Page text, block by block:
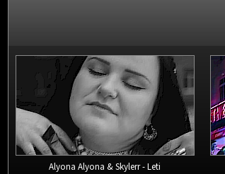
Alyona Alyona & Skylerr - Leti